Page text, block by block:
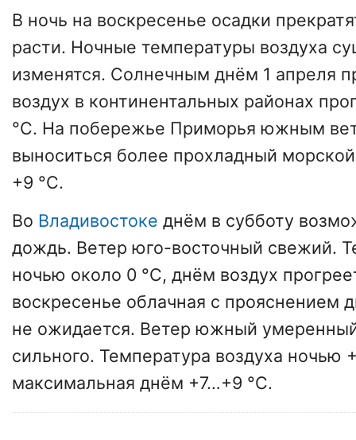
В ночь на воскресенье осадки
расти. Ночные температуры воздуха
изменятся. Солнечным днём 1 апреля
воздух в континентальных районах
°C. На побережье Приморья южным
выноситься более прохладный
+9 °C.
Во Владивостоке днём в субботу
дождь. Ветер юго-восточный свежий.
ночью около 0 °C, днём воздух
воскресенье облачная с прояснением
не ожидается. Ветер южный
сильного. Температура воздуха ночью
максимальная днём +7…+9 °C.